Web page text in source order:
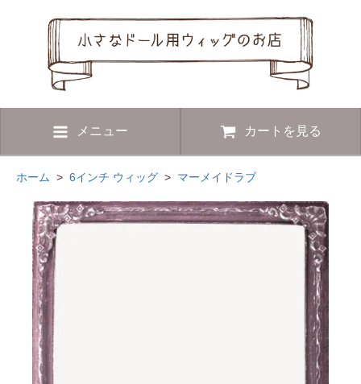
メニュー カートを見る
ホーム > 6インチ ウィッグ > マーメイドラブ